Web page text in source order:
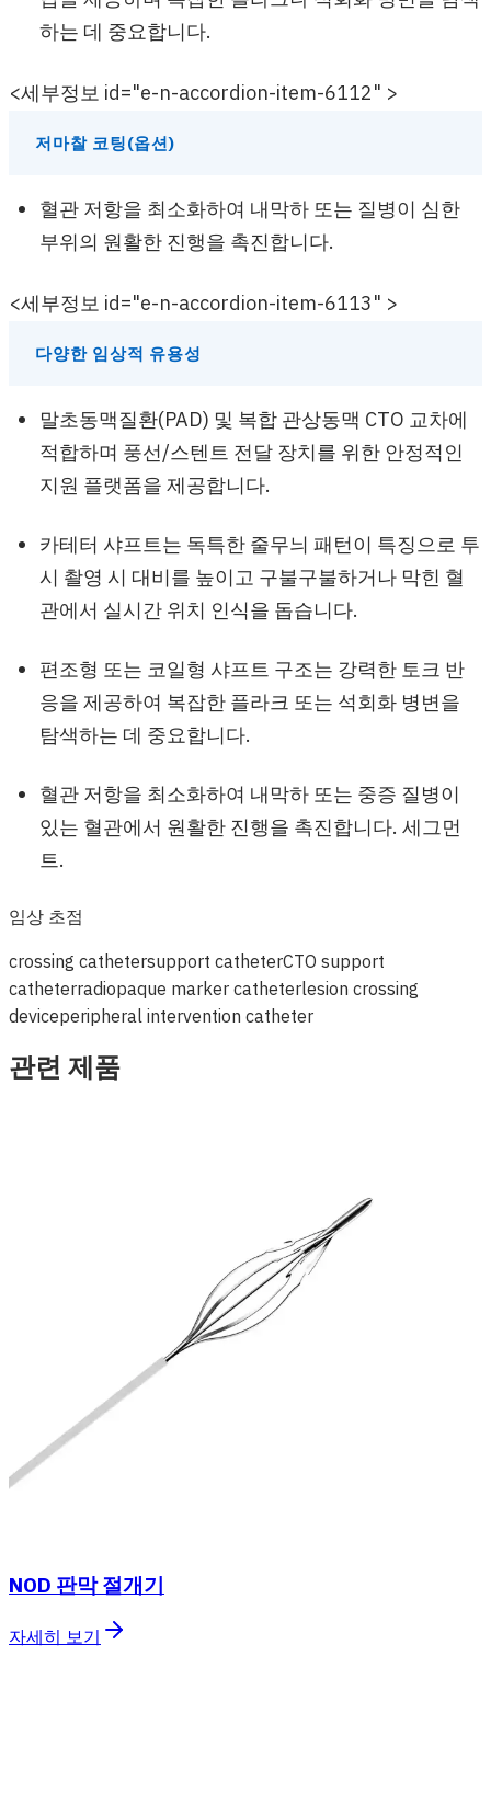
하는 데 중요합니다.
<세부정보 id="e-n-accordion-item-6112" >
저마찰 코팅(옵션)
혈관 저항을 최소화하여 내막하 또는 질병이 심한
부위의 원활한 진행을 촉진합니다.
<세부정보 id="e-n-accordion-item-6113" >
다양한 임상적 유용성
말초동맥질환(PAD) 및 복합 관상동맥 CTO 교차에
적합하며 풍선/스텐트 전달 장치를 위한 안정적인
지원 플랫폼을 제공합니다.
카테터 샤프트는 독특한 줄무늬 패턴이 특징으로 투
시 촬영 시 대비를 높이고 구불구불하거나 막힌 혈
관에서 실시간 위치 인식을 돕습니다.
편조형 또는 코일형 샤프트 구조는 강력한 토크 반
응을 제공하여 복잡한 플라크 또는 석회화 병변을
탐색하는 데 중요합니다.
혈관 저항을 최소화하여 내막하 또는 중증 질병이
있는 혈관에서 원활한 진행을 촉진합니다. 세그먼
트.
임상 초점
crossing cathetersupport catheterCTO support
catheterradiopaque marker catheterlesion crossing
deviceperipheral intervention catheter
관련 제품
NOD 판막 절개기
자세히 보기